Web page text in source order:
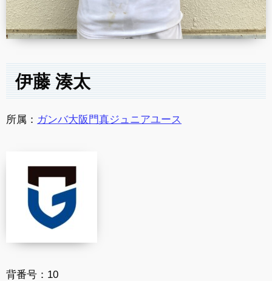
伊藤 湊太
所属： ガンバ大阪門真ジュニアユース
背番号：10